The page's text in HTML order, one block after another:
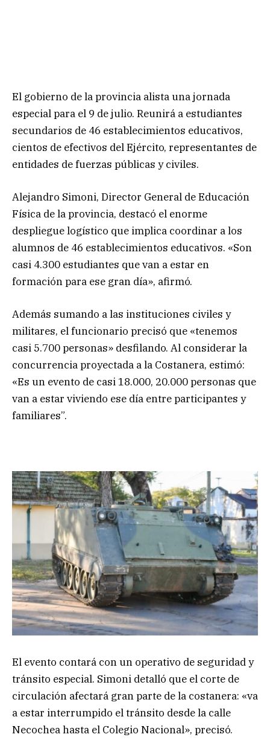
El gobierno de la provincia alista una jornada
especial para el 9 de julio. Reunirá a estudiantes
secundarios de 46 establecimientos educativos,
cientos de efectivos del Ejército, representantes de
entidades de fuerzas públicas y civiles.
Alejandro Simoni, Director General de Educación
Física de la provincia, destacó el enorme
despliegue logístico que implica coordinar a los
alumnos de 46 establecimientos educativos. «Son
casi 4.300 estudiantes que van a estar en
formación para ese gran día», afirmó.
Además sumando a las instituciones civiles y
militares, el funcionario precisó que «tenemos
casi 5.700 personas» desfilando. Al considerar la
concurrencia proyectada a la Costanera, estimó:
«Es un evento de casi 18.000, 20.000 personas que
van a estar viviendo ese día entre participantes y
familiares”.
El evento contará con un operativo de seguridad y
tránsito especial. Simoni detalló que el corte de
circulación afectará gran parte de la costanera: «va
a estar interrumpido el tránsito desde la calle
Necochea hasta el Colegio Nacional», precisó.